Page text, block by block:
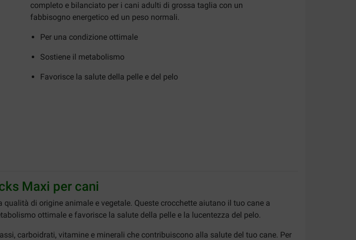
completo e bilanciato per i cani adulti di grossa taglia con un
fabbisogno energetico ed un peso normali.
Per una condizione ottimale
Sostiene il metabolismo
Favorisce la salute della pelle e del pelo
Maxi per cani
qualità di origine animale e vegetale. Queste crocchette aiutano il tuo cane a
ottimale e favorisce la salute della pelle e la lucentezza del pelo.
carboidrati, vitamine e minerali che contribuiscono alla salute del tuo cane. Per